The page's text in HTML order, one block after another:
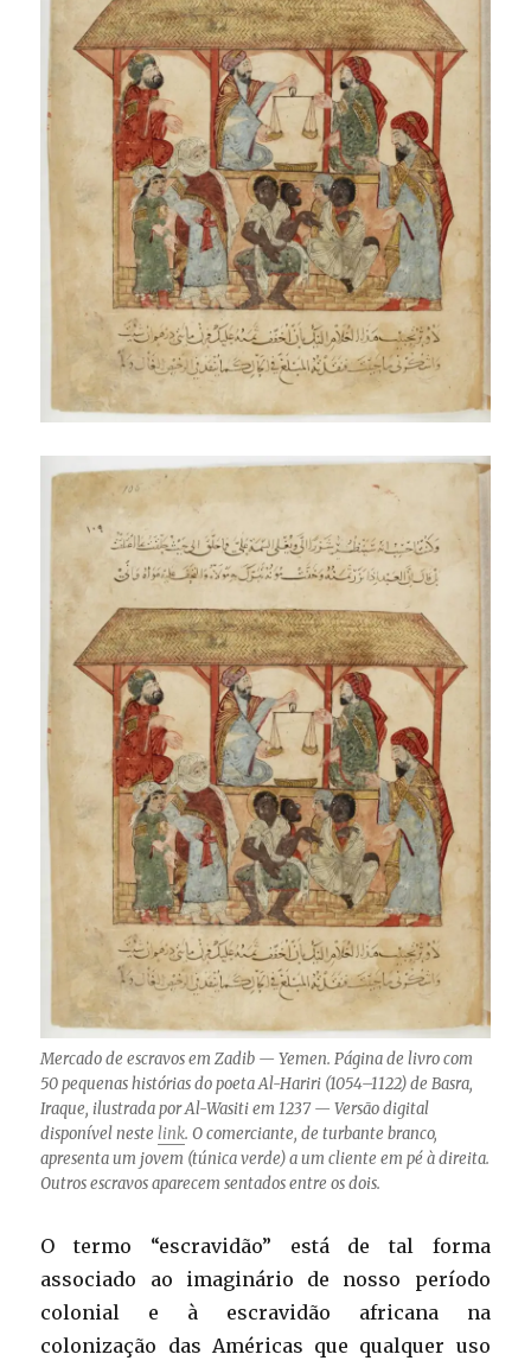
Mercado de escravos em Zadib — Yemen. Página de livro com
50 pequenas histórias do poeta Al-Hariri (1054–1122) de Basra,
Iraque, ilustrada por Al-Wasiti em 1237 — Versão digital
disponível nestelink. O comerciante, de turbante branco,
apresenta um jovem (túnica verde) a um cliente em pé à direita.
Outros escravos aparecem sentados entre os dois.
O termo “escravidão” está de tal forma
associado ao imaginário de nosso período
colonial e à escravidão africana na
colonização das Américas que qualquer uso